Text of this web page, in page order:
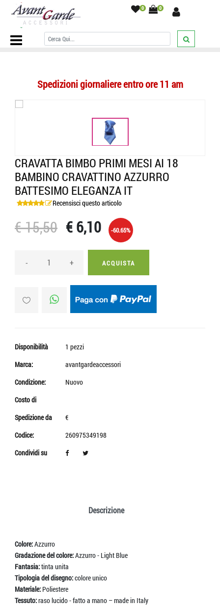
0 0
Home Page/BAMBINO/CRAVATTE/Tinta unita/Cravatta bimbo
primi mesi ai 18 bambino cravattino azzurro battesimo eleganza it
Spedizioni giornaliere entro ore 11 am
CRAVATTA BIMBO PRIMI MESI AI 18
BAMBINO CRAVATTINO AZZURRO
BATTESIMO ELEGANZA IT
Recensisci questo articolo
€ 15,50 € 6,10 -60.65%
- + ACQUISTA
Disponibilità
1 pezzi
Marca:
avantgardeaccessori
Condizione:
Nuovo
Costo di
Spedizione da
€
Codice:
260975349198
Condividi su
Descrizione
Colore:Azzurro
Gradazione del colore:Azzurro - Light Blue
Fantasia:tinta unita
Tipologia del disegno:colore unico
Materiale: Poliestere
Tessuto:raso lucido - fatto a mano – made in Italy